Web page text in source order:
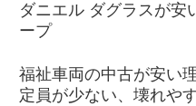
ダニエル ダグラスが安
ープ
福祉車両の中古が安い
定員が少ない、壊れや